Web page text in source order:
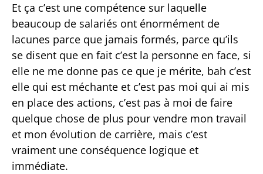
Et ça c’est une compétence sur laquelle
beaucoup de salariés ont énormément de
lacunes parce que jamais formés, parce qu’ils
se disent que en fait c’est la personne en face, si
elle ne me donne pas ce que je mérite, bah c’est
elle qui est méchante et c’est pas moi qui ai mis
en place des actions, c’est pas à moi de faire
quelque chose de plus pour vendre mon travail
et mon évolution de carrière, mais c’est
vraiment une conséquence logique et
immédiate.